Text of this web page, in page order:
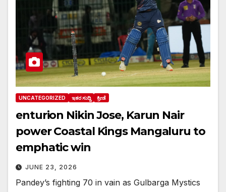
UNCATEGORIZED ಇತರ ಸುದ್ದಿ ಕ್ರೀಡೆ
enturion Nikin Jose, Karun Nair
power Coastal Kings Mangaluru to
emphatic win
JUNE 23, 2026
Pandey’s fighting 70 in vain as Gulbarga Mystics